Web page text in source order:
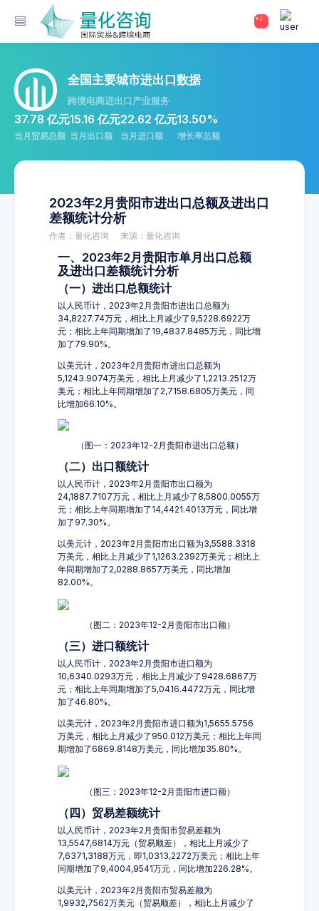
全国主要城市进出口数据
跨境电商进出口产业服务
37.78 亿元
当月贸易总额
15.16 亿元
当月出口额
22.62 亿元
当月进口额
13.50%
增长率总额
2023年2月贵阳市进出口总额及进出口
差额统计分析
作者：量化咨询 来源：量化咨询
一、2023年2月贵阳市单月出口总额
及进出口差额统计分析
（一）进出口总额统计
以人民币计，2023年2月贵阳市进出口总额为
34,8227.74万元，相比上月减少了9,5228.6922万
元；相比上年同期增加了19,4837.8485万元，同比增
加了79.90%。
以美元计，2023年2月贵阳市进出口总额为
5,1243.9074万美元，相比上月减少了1,2213.2512万
美元；相比上年同期增加了2,7158.6805万美元，同
比增加66.10%。
（图一：2023年12-2月贵阳市进出口总额）
（二）出口额统计
以人民币计，2023年2月贵阳市出口额为
24,1887.7107万元，相比上月减少了8,5800.0055万
元；相比上年同期增加了14,4421.4013万元，同比增
加了97.30%。
以美元计，2023年2月贵阳市出口额为3,5588.3318
万美元，相比上月减少了1,1263.2392万美元；相比上
年同期增加了2,0288.8657万美元，同比增加
82.00%。
（图二：2023年12-2月贵阳市出口额）
（三）进口额统计
以人民币计，2023年2月贵阳市进口额为
10,6340.0293万元，相比上月减少了9428.6867万
元；相比上年同期增加了5,0416.4472万元，同比增
加了46.80%。
以美元计，2023年2月贵阳市进口额为1,5655.5756
万美元，相比上月减少了950.012万美元；相比上年同
期增加了6869.8148万美元，同比增加35.80%。
（图三：2023年12-2月贵阳市进口额）
（四）贸易差额统计
以人民币计，2023年2月贵阳市贸易差额为
13,5547,6814万元（贸易顺差），相比上月减少了
7,6371,3188万元，即1,0313,2272万美元；相比上年
同期增加了9,4004,9541万元，同比增加226.28%。
以美元计，2023年2月贵阳市贸易差额为
1,9932,7562万美元（贸易顺差），相比上月减少了